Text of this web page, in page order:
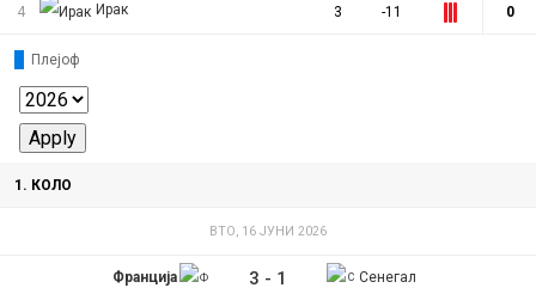
4 Ирак 3 -11 0
Плејоф
1. КОЛО
ВТО, 16 ЈУНИ 2026
Франција 3 - 1 Сенегал